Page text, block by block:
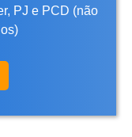
PJ e PCD (não